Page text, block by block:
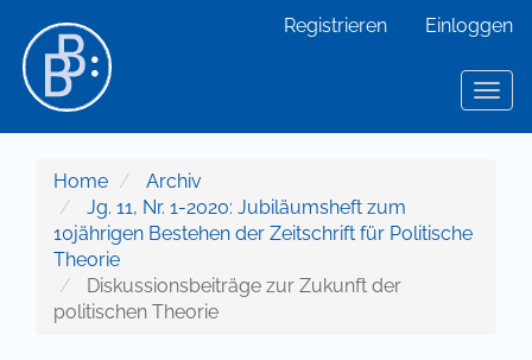
Hauptinhalt
Sidebar
Registrieren Einloggen
Home
Archiv
Jg. 11, Nr. 1-2020: Jubiläumsheft zum
10jährigen Bestehen der Zeitschrift für Politische
Theorie
Diskussionsbeiträge zur Zukunft der
politischen Theorie